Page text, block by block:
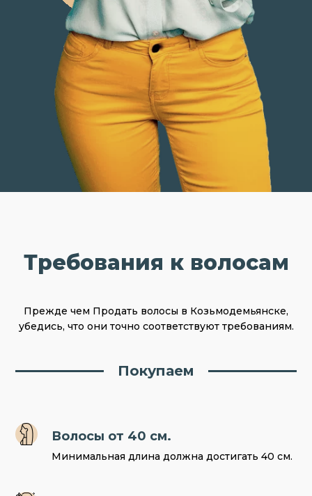
Требования к волосам
Прежде чем Продать волосы в Козьмодемьянске,
убедись, что они точно соответствуют требованиям.
Покупаем
Волосы от 40 см.
Минимальная длина должна достигать 40 см.